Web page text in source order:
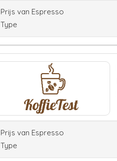
Prijs van Espresso
Type
Prijs van Espresso
Type